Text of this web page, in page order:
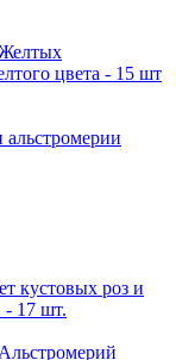
цвета - 15 шт
кустовых роз и
- 17 шт.